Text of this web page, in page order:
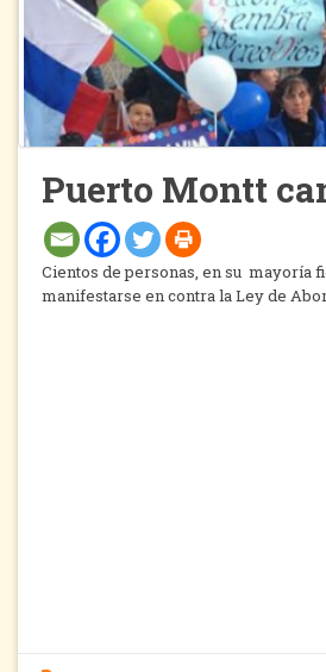
Puerto Montt
Cientos de personas, en su mayoría
manifestarse en contra la Ley de